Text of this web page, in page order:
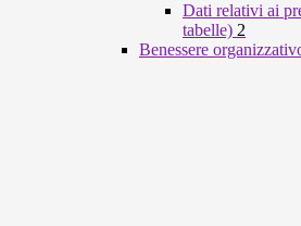
Dati relativi ai
tabelle) 2
Benessere